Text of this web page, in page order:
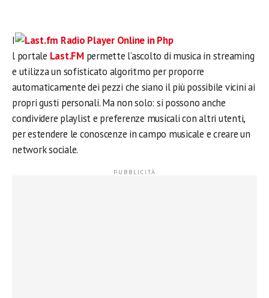
I
l portale Last.FMpermette l’ascolto di musica in streaming
e utilizza un sofisticato algoritmo per proporre
automaticamente dei pezzi che siano il più possibile vicini ai
propri gusti personali. Ma non solo: si possono anche
condividere playlist e preferenze musicali con altri utenti,
per estendere le conoscenze in campo musicale e creare un
network sociale.